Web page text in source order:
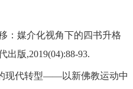
：媒介化视角下的四书升格
版,2019(04):88-93.
现代转型——以新佛教运动中